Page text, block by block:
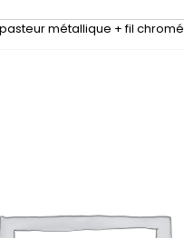
métallique + fil chromé